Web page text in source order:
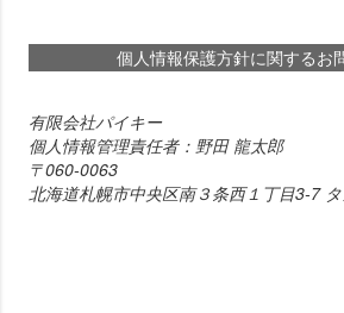
個人情報保護方針に関するお
有限会社パイキー
個人情報管理責任者：野田 龍太郎
060-0063
北海道札幌市中央区南３条西１丁目3-7